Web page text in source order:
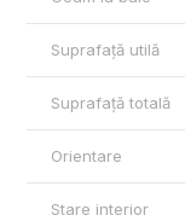
Suprafață utilă
Suprafață totală
Orientare
Stare interior